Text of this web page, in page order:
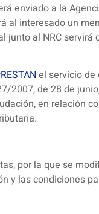
enviado a la
al interesado un
junto al NRC servirá
el servicio de
2007, de 28 de
en relación
por la que se
y las condiciones